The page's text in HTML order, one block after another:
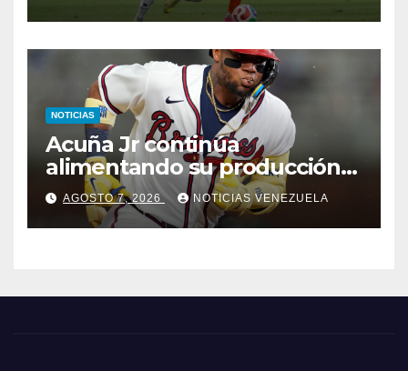
NOTICIAS
Acuña Jr continúa
alimentando su producción
jonronera
AGOSTO 7, 2026 NOTICIAS VENEZUELA